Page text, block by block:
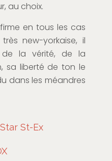
au choix.
en tous les cas
new-yorkaise, il
de la vérité, de la
sa liberté de ton le
dans les méandres
St-Ex